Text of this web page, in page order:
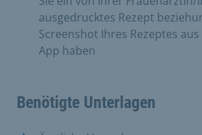
ausgedrucktes Rezept
Screenshot Ihres Rezeptes
App haben
Benötigte Unterlagen